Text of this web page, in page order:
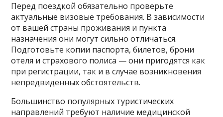
Перед поездкой обязательно проверьте
актуальные визовые требования. В зависимости
от вашей страны проживания и пункта
назначения они могут сильно отличаться.
Подготовьте копии паспорта, билетов, брони
отеля и страхового полиса — они пригодятся как
при регистрации, так и в случае возникновения
непредвиденных обстоятельств.
Большинство популярных туристических
направлений требуют наличие медицинской